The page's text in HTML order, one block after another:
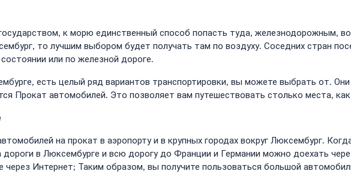
к морю единственный способ попасть туда, железнодорожным,
то лучшим выбором будет получать там по воздуху. Соседних стран
или по железной дороге.
есть целый ряд вариантов транспортировки, вы можете выбрать от.
Прокат автомобилей. Это позволяет вам путешествовать столько места,
на прокат в аэропорту и в крупных городах вокруг Люксембург.
дороги в Люксембурге и всю дорогу до Франции и Германии можно доехать
Интернет; Таким образом, вы получите пользоваться большой